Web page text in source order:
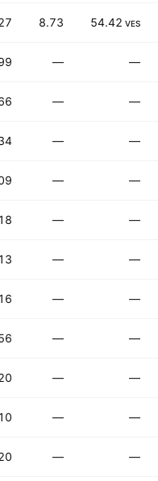
8.73 54.42 VES
— —
— —
— —
— —
— —
— —
— —
— —
— —
— —
— —